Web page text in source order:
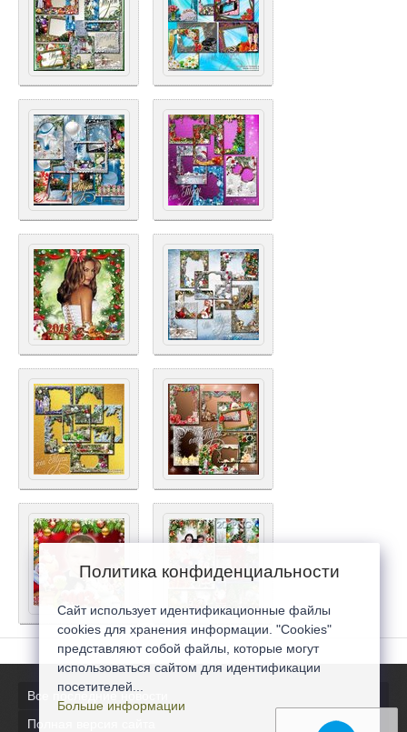
Все последние новости
Полная версия сайта
Политика конфиденциальности
Сайт использует идентификационные файлы
cookies для хранения информации. "Cookies"
представляют собой файлы, которые могут
использоваться сайтом для идентификации
посетителей...
Больше информации